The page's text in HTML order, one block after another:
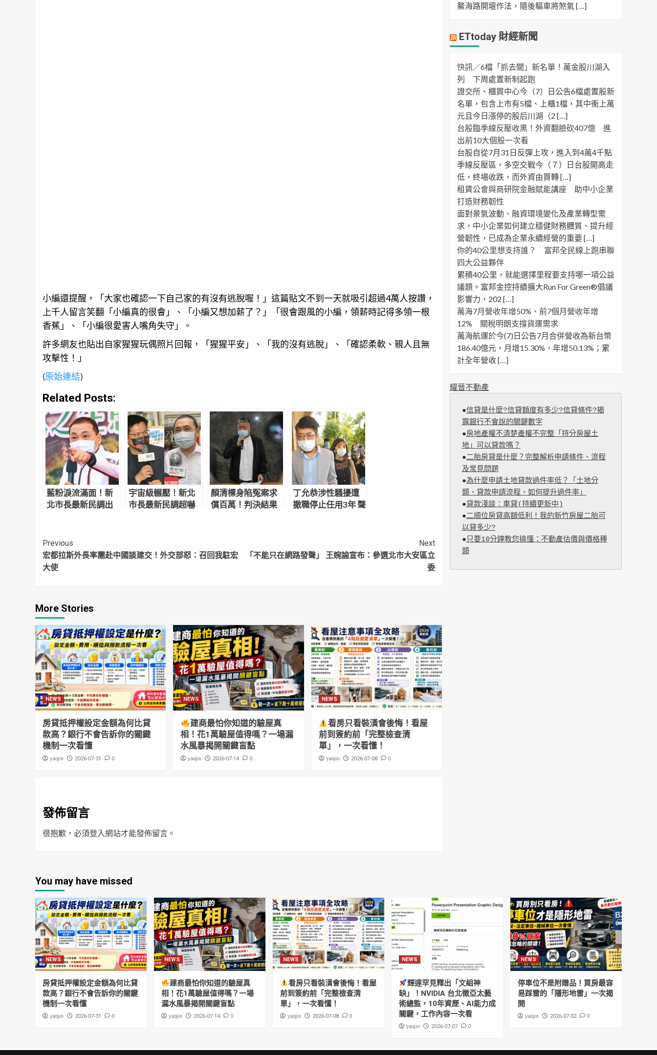
小編還提醒，「大家也確認一下自己家的有沒有逃脫喔！」這篇貼文不到一天就吸引超過4萬人按讚 ，
上千人留言笑翻「小編真的很會」、「小編又想加薪了？」「很會跟風的小編，領薪時記得多領一根
香蕉」、「小編很愛害人嘴角失守」。
許多網友也貼出自家猩猩玩偶照片回報，「猩猩平安」、「我的沒有逃脫」、「確認柔軟、親人且無
攻擊性！」
(原始連結)
Related Posts:
藍粉淚流滿面！新
北市長最新民調出
宇宙級輾壓！新北
市長最新民調超嚇
顏清標身陷冤案求
償百萬！判決結果
丁允恭涉性騷擾遭
撤職停止任用3年 聲
Continue
Reading
Previous
宏都拉斯外長率團赴中國談建交！外交部怒：召回我駐宏
大使
Next
「不能只在網路發聲」 王婉諭宣布：參選北市大安區立
委
More Stories
NEWS
房貸抵押權設定金額為何比貸
款高？銀行不會告訴你的關鍵
機制一次看懂
yaojin 2026-07-31 0
NEWS
建商最怕你知道的驗屋真
相！花1萬驗屋值得嗎？一場漏
水風暴揭開關鍵盲點
yaojin 2026-07-14 0
NEWS
看房只看裝潢會後悔！看屋
前到簽約前「完整檢查清
單」，一次看懂！
yaojin 2026-07-08 0
發佈留言
很抱歉，必須登入網站才能發佈留言。
鰲海路開壇作法，隨後驅車將煞氣 […]
ETtoday 財經新聞
快訊／6檔「抓去關」新名單！萬金股川湖入
列 下周處置新制起跑
證交所、櫃買中心今（7）日公告6檔處置股新
名單，包含上市有5檔、上櫃1檔，其中衝上萬
元且今日漲停的股后川湖（2 […]
台股臨季線反壓收黑！外資翻臉砍407億 進
出前10大個股一次看
台股自從7月31日反彈上攻，進入到4萬4千點
季線反壓區，多空交戰今（７）日台股開高走
低，終場收跌，而外資由買轉 […]
租賃公會與商研院金融賦能講座 助中小企業
打造財務韌性
面對景氣波動、融資環境變化及產業轉型需
求，中小企業如何建立穩健財務體質、提升經
營韌性，已成為企業永續經營的重要 […]
你的40公里想支持誰？ 富邦全民線上跑串聯
四大公益夥伴
累積40公里，就能選擇里程要支持哪一項公益
議題。富邦金控持續擴大Run For Green®倡議
影響力，202 […]
萬海7月營收年增50%、前7個月營收年增
12% 關稅明朗支撐貨運需求
萬海航運於今(7)日公告7月合併營收為新台幣
186.40億元，月增15.30%，年增50.13%；累
計全年營收 […]
耀晉不動產
●信貸是什麼?信貸額度有多少?信貸條件?揭
露銀行不會說的關鍵數字
●房地產權不清楚產權不完整「持分房屋土
地」可以貸款嗎？
●二胎房貸是什麼？完整解析申請條件、流程
及常見問題
●為什麼申請土地貸款過件率低？「土地分
類、貸款申請流程、如何提升過件率」
●貸款淺談：車貸(持續更新中)
●二順位房貸高額低利！我的新竹房屋二胎可
以貸多少?
●只要10分鐘教您搞懂：不動產估價與價格種
類
You may have missed
NEWS
房貸抵押權設定金額為何比貸
款高？銀行不會告訴你的關鍵
機制一次看懂
yaojin 2026-07-31 0
NEWS
建商最怕你知道的驗屋真
相！花1萬驗屋值得嗎？一場
漏水風暴揭開關鍵盲點
yaojin 2026-07-14 0
NEWS
看房只看裝潢會後悔！看屋
前到簽約前「完整檢查清
單」，一次看懂！
yaojin 2026-07-08 0
NEWS
輝達罕見釋出「文組神
缺」！NVIDIA 台北徵亞太藝
術總監，10年資歷、AI能力成
關鍵，工作內容一次看
yaojin 2026-07-07 0
NEWS
停車位不是附贈品！買房最容
易踩雷的「隱形地雷」一次揭
開
yaojin 2026-07-02 0